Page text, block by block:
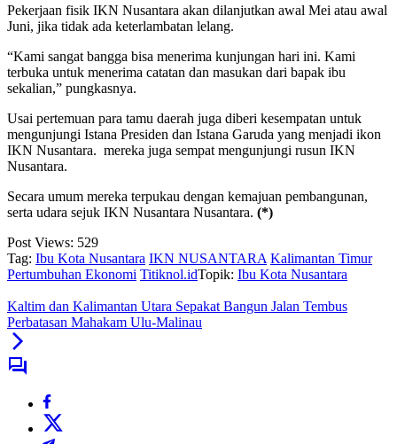
Pekerjaan fisik IKN Nusantara akan dilanjutkan awal Mei atau awal
Juni, jika tidak ada keterlambatan lelang.
“Kami sangat bangga bisa menerima kunjungan hari ini. Kami
terbuka untuk menerima catatan dan masukan dari bapak ibu
sekalian,” pungkasnya.
Usai pertemuan para tamu daerah juga diberi kesempatan untuk
mengunjungi Istana Presiden dan Istana Garuda yang menjadi ikon
IKN Nusantara. mereka juga sempat mengunjungi rusun IKN
Nusantara.
Secara umum mereka terpukau dengan kemajuan pembangunan,
serta udara sejuk IKN Nusantara Nusantara. (*)
Post Views: 529
Tag: Ibu Kota Nusantara IKN NUSANTARA Kalimantan Timur
Pertumbuhan Ekonomi Titiknol.idTopik: Ibu Kota Nusantara
Kaltim dan Kalimantan Utara Sepakat Bangun Jalan Tembus
Perbatasan Mahakam Ulu-Malinau